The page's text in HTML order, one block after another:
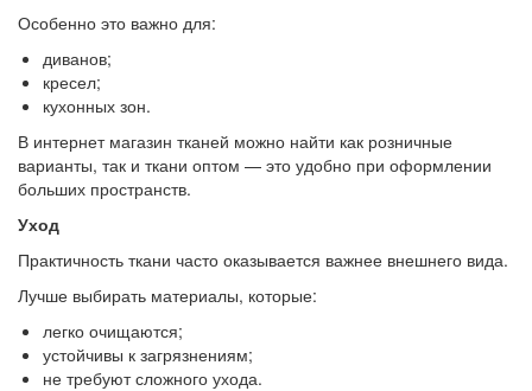
Особенно это важно для:
диванов;
кресел;
кухонных зон.
В интернет магазин тканей можно найти как розничные
варианты, так и ткани оптом — это удобно при оформлении
больших пространств.
Уход
Практичность ткани часто оказывается важнее внешнего вида.
Лучше выбирать материалы, которые:
легко очищаются;
устойчивы к загрязнениям;
не требуют сложного ухода.